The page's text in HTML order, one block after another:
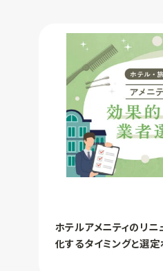
ホテルアメニティのリニ
化するタイミングと選